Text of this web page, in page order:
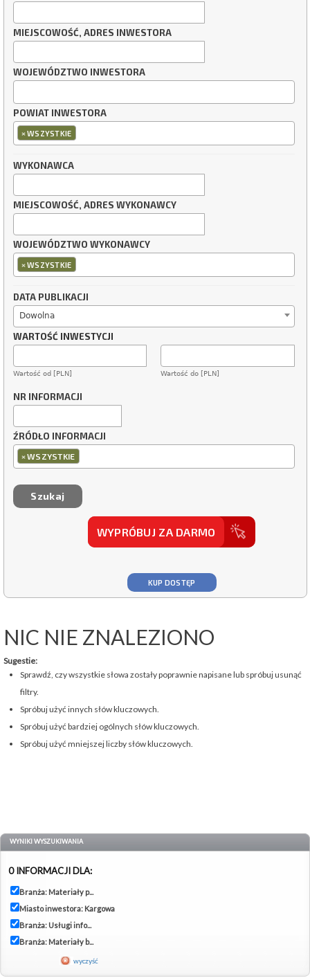
MIEJSCOWOŚĆ, ADRES INWESTORA
WOJEWÓDZTWO INWESTORA
POWIAT INWESTORA
×WSZYSTKIE
WYKONAWCA
MIEJSCOWOŚĆ, ADRES WYKONAWCY
WOJEWÓDZTWO WYKONAWCY
×WSZYSTKIE
DATA PUBLIKACJI
Dowolna
WARTOŚĆ INWESTYCJI
Wartość od [PLN] Wartość do [PLN]
NR INFORMACJI
ŹRÓDŁO INFORMACJI
×WSZYSTKIE
WYPRÓBUJ ZA DARMO
KUP DOSTĘP
NIC NIE ZNALEZIONO
Sugestie:
Sprawdź, czy wszystkie słowa zostały poprawnie napisane lub spróbuj usunąć
filtry.
Spróbuj użyć innych słów kluczowych.
Spróbuj użyć bardziej ogólnych słów kluczowych.
Spróbuj użyć mniejszej liczby słów kluczowych.
WYNIKI WYSZUKIWANIA
0 INFORMACJI DLA:
Branża: Materiały p...
Miasto inwestora: Kargowa
Branża: Usługi info...
Branża: Materiały b...
wyczyść